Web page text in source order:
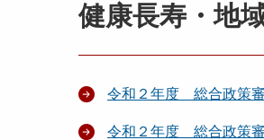
健康長寿・地
令和２年度 総合政策
令和２年度 総合政策